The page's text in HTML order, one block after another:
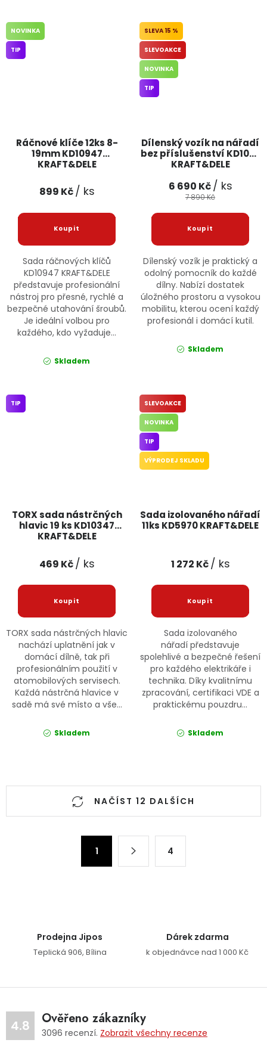
Ráčnové klíče 12ks 8-
19mm KD10947
KRAFT&DELE
NOVINKA
TIP
899 Kč/ ks
Sada ráčnových klíčů
KD10947 KRAFT&DELE
představuje profesionální
nástroj pro přesné, rychlé a
bezpečné utahování šroubů.
Je ideální volbou pro
každého, kdo vyžaduje...
Skladem
Dílenský vozík na nářadí
bez příslušenství KD1070
KRAFT&DELE
15 %
SLEVOAKCE
NOVINKA
TIP
6 690 Kč/ ks
7 890 Kč
Dílenský vozík je praktický a
odolný pomocník do každé
dílny. Nabízí dostatek
úložného prostoru a vysokou
mobilitu, kterou ocení každý
profesionál i domácí kutil.
Skladem
TORX sada nástrčných
hlavic 19 ks KD10347
KRAFT&DELE
TIP
469 Kč/ ks
TORX sada nástrčných hlavic
nachází uplatnění jak v
domácí dílně, tak při
profesionálním použití v
atomobilových servisech.
Každá nástrčná hlavice v
sadě má své místo a vše...
Skladem
Sada izolovaného nářadí
11ks KD5970 KRAFT&DELE
SLEVOAKCE
NOVINKA
TIP
VÝPRODEJ SKLADU
1 272 Kč/ ks
Sada izolovaného
nářadí představuje
spolehlivé a bezpečné řešení
pro každého elektrikáře i
technika. Díky kvalitnímu
zpracování, certifikaci VDE a
praktickému pouzdru...
Skladem
Ovládací prvky výpisuNAČÍST 12 DALŠÍCH
1 4
Prodejna Jipos
Teplická 906, Bílina
Dárek zdarma
k objednávce nad 1 000 Kč
4.8 Ověřeno zákazníky
3096 recenzí. Zobrazit všechny recenze